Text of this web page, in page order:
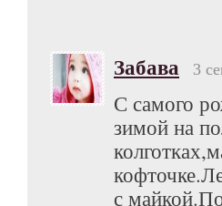
Забава 3
С самого
зимой на
с